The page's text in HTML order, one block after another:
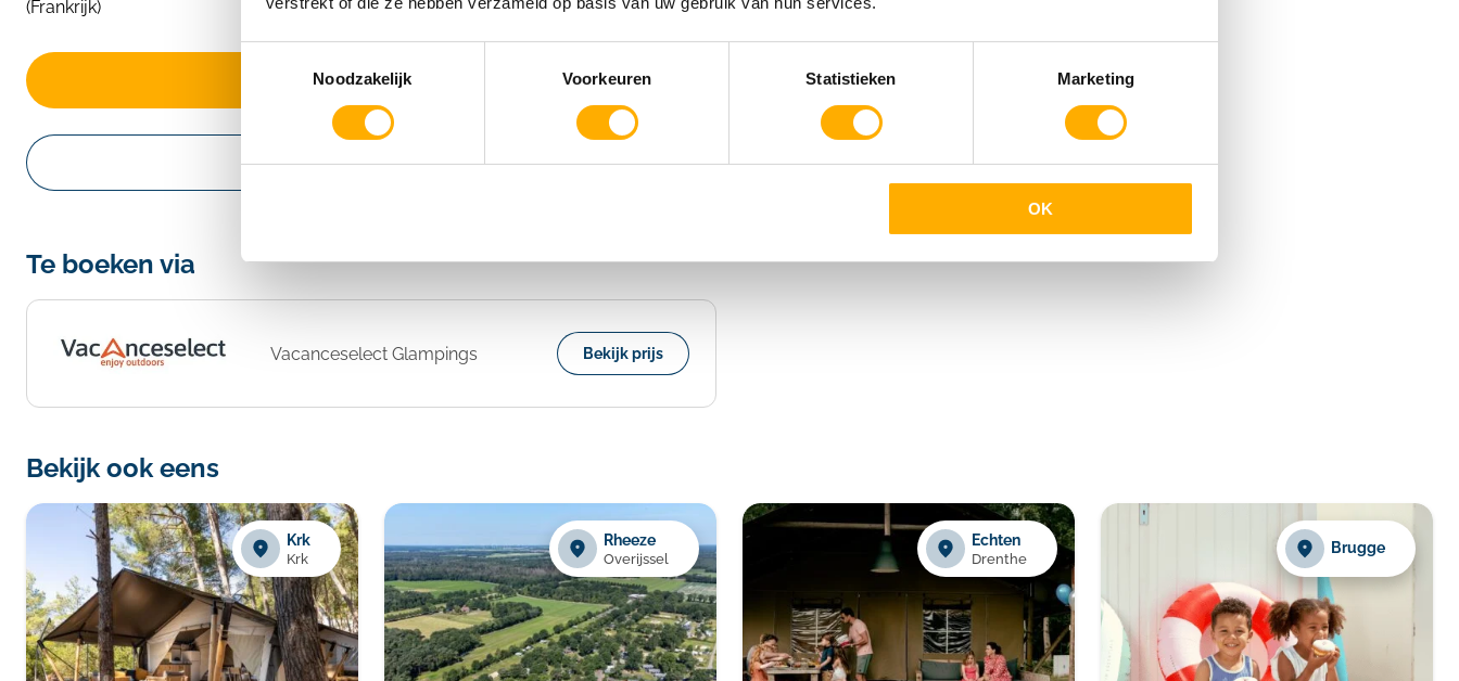
Toestemmingsselectie
Noodzakelijk
Voorkeuren Statistieken Marketing
OK
(Frankrijk)
Prijs & beschikbaarheid
Website
Te boeken via
Vacanceselect Glampings Bekijk prijs
Bekijk ook eens
Krk
Krk
Rheeze
Overijssel
Echten
Drenthe
Brugge